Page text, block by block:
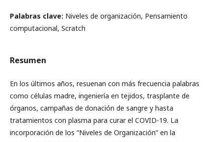
Palabras clave: Niveles de organización, Pensamiento
computacional, Scratch
Resumen
En los últimos años, resuenan con más frecuencia palabras
como células madre, ingeniería en tejidos, trasplante de
órganos, campañas de donación de sangre y hasta
tratamientos con plasma para curar el COVID-19. La
incorporación de los “Niveles de Organización” en la